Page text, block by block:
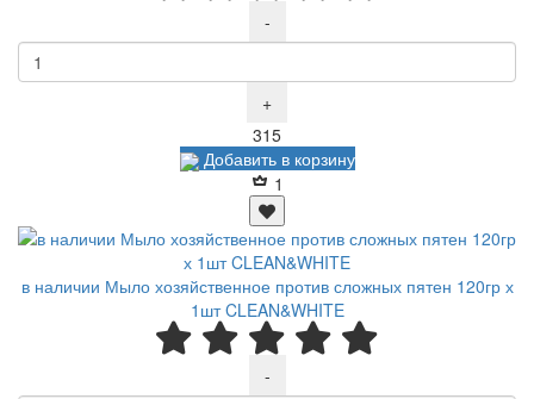
-
+
315Р
Добавить в корзину
1
в наличии Мыло хозяйственное против сложных пятен 120гр х
1шт CLEAN&WHITE
-